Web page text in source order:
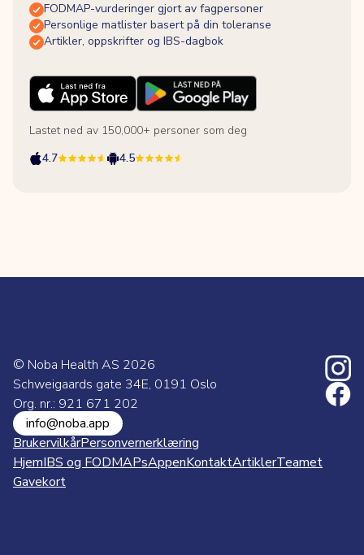
FODMAP-vurderinger gjort av fagpersoner
Personlige matlister basert på din toleranse
Artikler, oppskrifter og IBS-dagbok
Lastet ned av 150,000+ personer som deg
4.7
4.5
© Noba Health AS 2026
Schweigaards gate 34E, 0191 Oslo
Org. nr.: 921 671 202
info@noba.app
BrukervilkårPersonvernerklæring
HjemIBS og FODMAPsAppenKontaktArtiklerTeamet
Gavekort